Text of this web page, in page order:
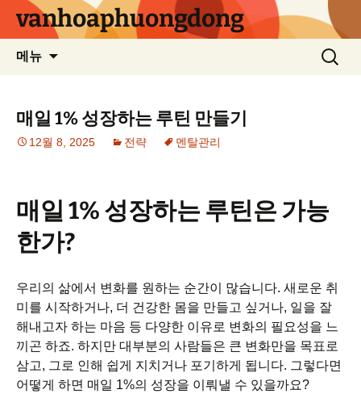
vanhoaphuongdong
메뉴
검
색:
매일 1% 성장하는 루틴 만들기
12월 8, 2025 전략 멘탈관리
매일 1% 성장하는 루틴은 가능
한가?
우리의 삶에서 변화를 원하는 순간이 많습니다. 새로운 취
미를 시작하거나, 더 건강한 몸을 만들고 싶거나, 일을 잘
해내고자 하는 마음 등 다양한 이유로 변화의 필요성을 느
끼곤 하죠. 하지만 대부분의 사람들은 큰 변화만을 목표로
삼고, 그로 인해 쉽게 지치거나 포기하게 됩니다. 그렇다면
어떻게 하면 매일 1%의 성장을 이뤄낼 수 있을까요?